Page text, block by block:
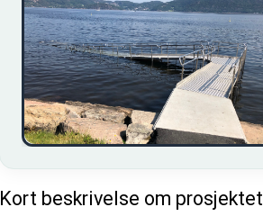
Kort beskrivelse om prosjektet